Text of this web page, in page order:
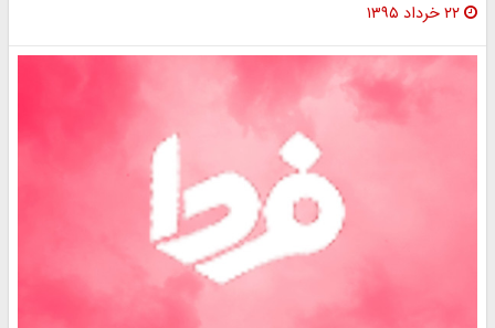
۲۲ خرداد ۱۳۹۵